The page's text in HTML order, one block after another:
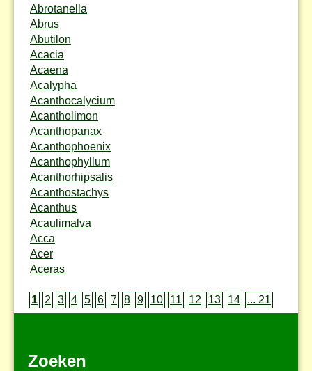
Abrotanella
Abrus
Abutilon
Acacia
Acaena
Acalypha
Acanthocalycium
Acantholimon
Acanthopanax
Acanthophoenix
Acanthophyllum
Acanthorhipsalis
Acanthostachys
Acanthus
Acaulimalva
Acca
Acer
Aceras
1 2 3 4 5 6 7 8 9 10 11 12 13 14 ... 21
Zoeken